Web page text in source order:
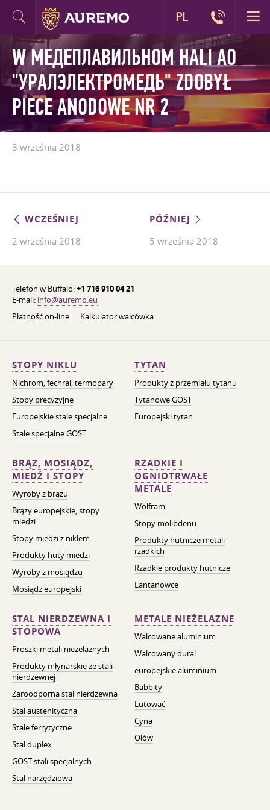
W МЕДЕПЛАВИЛЬНОМ HALI AO
"УРАЛЭЛЕКТРОМЕДЬ" ZDOBYŁ
PIECE ANODOWE NR 2
3 września 2018
WCZEŚNIEJ
2 września 2018
PÓŹNIEJ
5 września 2018
Telefon w Buffalo:+1 716 910 04 21
E-mail: info@auremo.eu
Płatność on-line
Kalkulator walcówka
STOPY NIKLU
Nichrom, fechral, termopary
Stopy precyzyjne
Europejskie stale specjalne
Stale specjalne GOST
TYTAN
Produkty z przemiału tytanu
Tytanowe GOST
Europejski tytan
BRĄZ, MOSIĄDZ,
MIEDŹ I STOPY
Wyroby z brązu
Brązy europejskie, stopy
miedzi
Stopy miedzi z niklem
Produkty huty miedzi
Wyroby z mosiądzu
Mosiądz europejski
RZADKIE I
OGNIOTRWAŁE
METALE
Wolfram
Stopy molibdenu
Produkty hutnicze metali
rzadkich
Rzadkie produkty hutnicze
Lantanowce
STAL NIERDZEWNA I
STOPOWA
Proszki metali nieżelaznych
Produkty młynarskie ze stali
nierdzewnej
Żaroodporna stal nierdzewna
Stal austenityczna
Stale ferrytyczne
Stal duplex
GOST stali specjalnych
Stal narzędziowa
METALE NIEŻELAZNE
Walcowane aluminium
Walcowany dural
europejskie aluminium
Babbity
Lutować
Cyna
Ołów
PL